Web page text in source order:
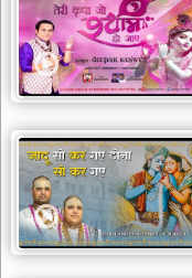
देश
भक्ति
भजन
patriotic
खाटू
श्याम
भजन
khatu
shaym
bhajans